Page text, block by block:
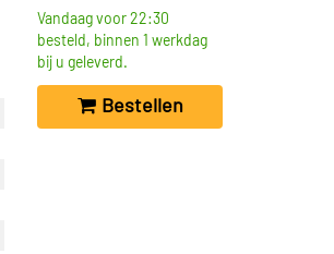
Vandaag voor 22:30
besteld, binnen 1 werkdag
bij u geleverd.
Bestellen